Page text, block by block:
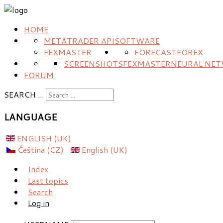
HOME
SOFTWARE
METATRADER API
FEXMASTER
FOREX
FORECAST
NEURAL
FEXMASTER
SCREENSHOTS
FORUM
SEARCH ...
LANGUAGE
ENGLISH (UK)
Čeština (CZ)
English (UK)
Index
Last topics
Search
Log in